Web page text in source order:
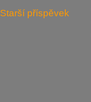
Starší příspěvek